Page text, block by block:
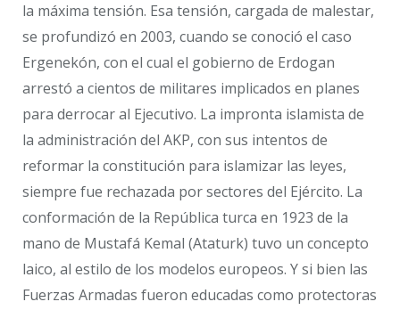
la máxima tensión. Esa tensión, cargada de malestar,
se profundizó en 2003, cuando se conoció el caso
Ergenekón, con el cual el gobierno de Erdogan
arrestó a cientos de militares implicados en planes
para derrocar al Ejecutivo. La impronta islamista de
la administración del AKP, con sus intentos de
reformar la constitución para islamizar las leyes,
siempre fue rechazada por sectores del Ejército. La
conformación de la República turca en 1923 de la
mano de Mustafá Kemal (Ataturk) tuvo un concepto
laico, al estilo de los modelos europeos. Y si bien las
Fuerzas Armadas fueron educadas como protectoras